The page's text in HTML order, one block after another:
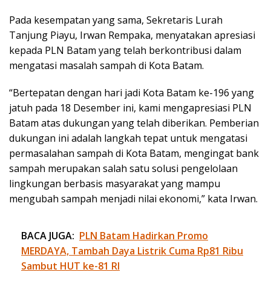
Pada kesempatan yang sama, Sekretaris Lurah
Tanjung Piayu, Irwan Rempaka, menyatakan apresiasi
kepada PLN Batam yang telah berkontribusi dalam
mengatasi masalah sampah di Kota Batam.
“Bertepatan dengan hari jadi Kota Batam ke-196 yang
jatuh pada 18 Desember ini, kami mengapresiasi PLN
Batam atas dukungan yang telah diberikan. Pemberian
dukungan ini adalah langkah tepat untuk mengatasi
permasalahan sampah di Kota Batam, mengingat bank
sampah merupakan salah satu solusi pengelolaan
lingkungan berbasis masyarakat yang mampu
mengubah sampah menjadi nilai ekonomi,” kata Irwan.
BACA JUGA: PLN Batam Hadirkan Promo
MERDAYA, Tambah Daya Listrik Cuma Rp81 Ribu
Sambut HUT ke-81 RI